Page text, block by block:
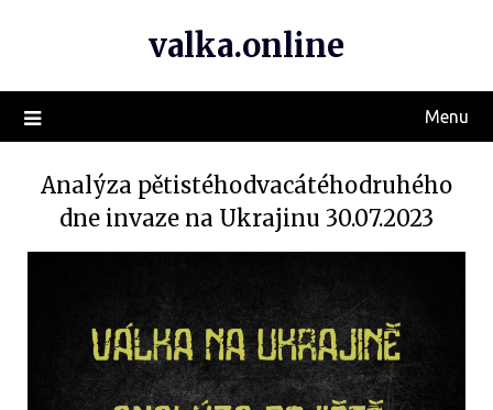
valka.online
Menu
Analýza pětistéhodvacátéhodruhého
dne invaze na Ukrajinu 30.07.2023